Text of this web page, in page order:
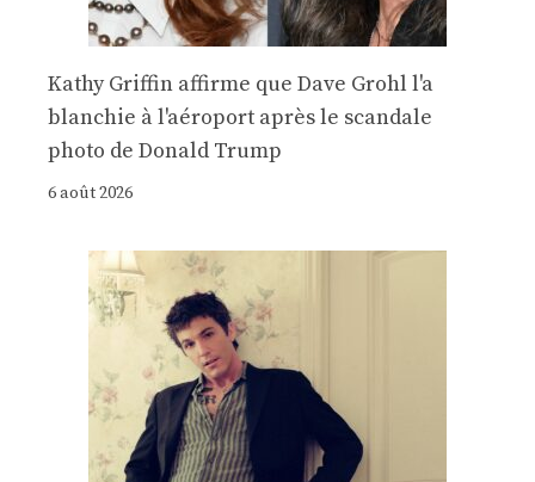
Kathy Griffin affirme que Dave Grohl l'a
blanchie à l'aéroport après le scandale
photo de Donald Trump
6 août 2026